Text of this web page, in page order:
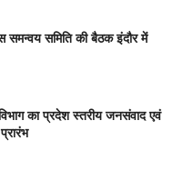
समन्वय समिति की बैठक इंदौर में
का प्रदेश स्तरीय जनसंवाद एवं